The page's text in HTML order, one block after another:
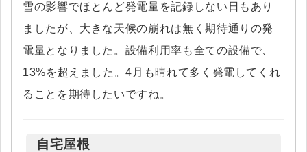
雪の影響でほとんど発電量を記録しない日もあり
ましたが、大きな天候の崩れは無く期待通りの発
電量となりました。設備利用率も全ての設備で、
13%を超えました。4月も晴れて多く発電してくれ
ることを期待したいですね。
自宅屋根